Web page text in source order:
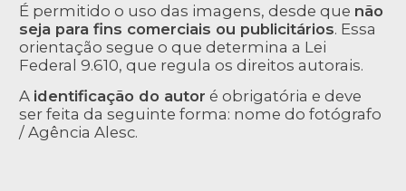
É permitido o uso das imagens, desde que não
seja para fins comerciais ou publicitários. Essa
orientação segue o que determina a Lei
Federal 9.610, que regula os direitos autorais.
A identificação do autor é obrigatória e deve
ser feita da seguinte forma: nome do fotógrafo
/ Agência Alesc.